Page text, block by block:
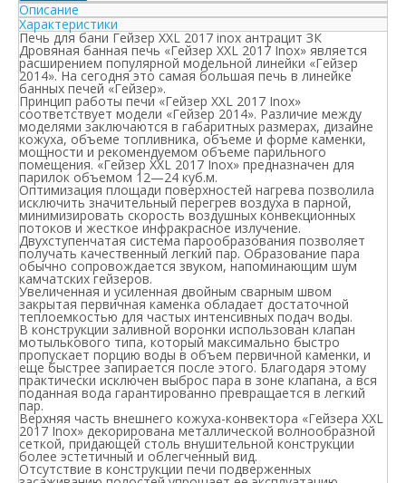
Описание
Характеристики
Печь для бани Гейзер XXL 2017 inox антрацит ЗК
Дровяная банная печь «Гейзер XXL 2017 Inox» является
расширением популярной модельной линейки «Гейзер
2014». На сегодня это самая большая печь в линейке
банных печей «Гейзер».
Принцип работы печи «Гейзер XXL 2017 Inox»
соответствует модели «Гейзер 2014». Различие между
моделями заключаются в габаритных размерах, дизайне
кожуха, объеме топливника, объеме и форме каменки,
мощности и рекомендуемом объеме парильного
помещения. «Гейзер XXL 2017 Inox» предназначен для
парилок объемом 12—24 куб.м.
Оптимизация площади поверхностей нагрева позволила
исключить значительный перегрев воздуха в парной,
минимизировать скорость воздушных конвекционных
потоков и жесткое инфракрасное излучение.
Двухступенчатая система парообразования позволяет
получать качественный легкий пар. Образование пара
обычно сопровождается звуком, напоминающим шум
камчатских гейзеров.
Увеличенная и усиленная двойным сварным швом
закрытая первичная каменка обладает достаточной
теплоемкостью для частых интенсивных подач воды.
В конструкции заливной воронки использован клапан
мотылькового типа, который максимально быстро
пропускает порцию воды в объем первичной каменки, и
еще быстрее запирается после этого. Благодаря этому
практически исключен выброс пара в зоне клапана, а вся
поданная вода гарантированно превращается в легкий
пар.
Верхняя часть внешнего кожуха-конвектора «Гейзера XXL
2017 Inox» декорирована металлической волнообразной
сеткой, придающей столь внушительной конструкции
более эстетичный и облегченный вид.
Отсутствие в конструкции печи подверженных